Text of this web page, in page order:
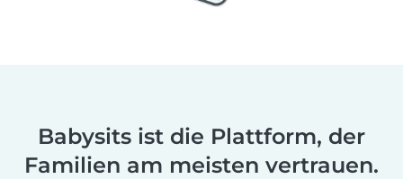
Babysits ist die Plattform, der
Familien am meisten vertrauen.